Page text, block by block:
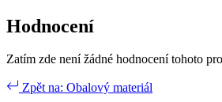
Hodnocení
Zatím zde není žádné hodnocení tohoto
Zpět na: Obalový materiál